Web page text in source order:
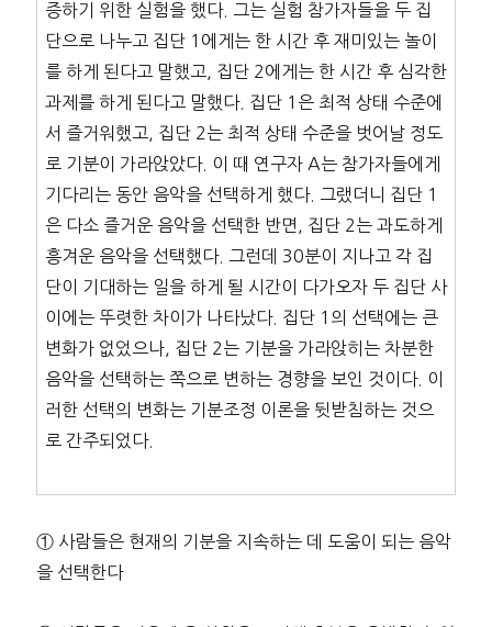
증하기 위한 실험을 했다. 그는 실험 참가자들을 두 집
단으로 나누고 집단 1에게는 한 시간 후 재미있는 놀이
를 하게 된다고 말했고, 집단 2에게는 한 시간 후 심각한
과제를 하게 된다고 말했다. 집단 1은 최적 상태 수준에
서 즐거워했고, 집단 2는 최적 상태 수준을 벗어날 정도
로 기분이 가라앉았다. 이 때 연구자 A는 참가자들에게
기다리는 동안 음악을 선택하게 했다. 그랬더니 집단 1
은 다소 즐거운 음악을 선택한 반면, 집단 2는 과도하게
흥겨운 음악을 선택했다. 그런데 30분이 지나고 각 집
단이 기대하는 일을 하게 될 시간이 다가오자 두 집단 사
이에는 뚜렷한 차이가 나타났다. 집단 1의 선택에는 큰
변화가 없었으나, 집단 2는 기분을 가라앉히는 차분한
음악을 선택하는 쪽으로 변하는 경향을 보인 것이다. 이
러한 선택의 변화는 기분조정 이론을 뒷받침하는 것으
로 간주되었다.
① 사람들은 현재의 기분을 지속하는 데 도움이 되는 음악
을 선택한다